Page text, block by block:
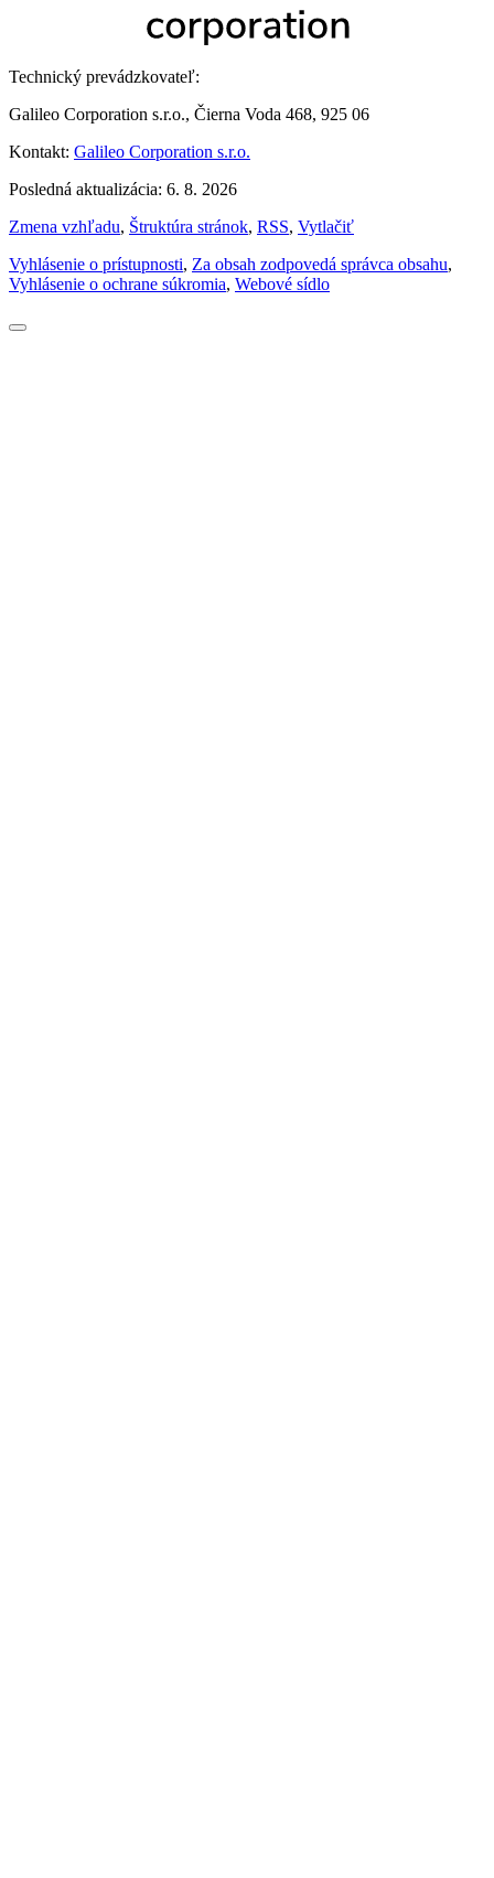
Technický prevádzkovateľ:
Galileo Corporation s.r.o., Čierna Voda 468, 925 06
Kontakt: Galileo Corporation s.r.o.
Posledná aktualizácia: 6. 8. 2026
Zmena vzhľadu, Štruktúra stránok, RSS, Vytlačiť
Vyhlásenie o prístupnosti, Za obsah zodpovedá správca obsahu,
Vyhlásenie o ochrane súkromia, Webové sídlo